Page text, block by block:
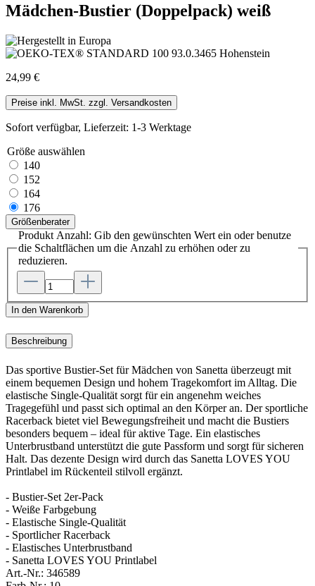
Mädchen-Bustier (Doppelpack) weiß
24,99 €
Preise inkl. MwSt. zzgl. Versandkosten
Sofort verfügbar, Lieferzeit: 1-3 Werktage
Größe auswählen
140
152
164
176
Größenberater
Produkt Anzahl: Gib den gewünschten Wert ein oder benutze
die Schaltflächen um die Anzahl zu erhöhen oder zu
reduzieren.
In den Warenkorb
Beschreibung
Das sportive Bustier-Set für Mädchen von Sanetta überzeugt mit
einem bequemen Design und hohem Tragekomfort im Alltag. Die
elastische Single-Qualität sorgt für ein angenehm weiches
Tragegefühl und passt sich optimal an den Körper an. Der sportliche
Racerback bietet viel Bewegungsfreiheit und macht die Bustiers
besonders bequem – ideal für aktive Tage. Ein elastisches
Unterbrustband unterstützt die gute Passform und sorgt für sicheren
Halt. Das dezente Design wird durch das Sanetta LOVES YOU
Printlabel im Rückenteil stilvoll ergänzt.
- Bustier-Set 2er-Pack
- Weiße Farbgebung
- Elastische Single-Qualität
- Sportlicher Racerback
- Elastisches Unterbrustband
- Sanetta LOVES YOU Printlabel
Art.-Nr.: 346589